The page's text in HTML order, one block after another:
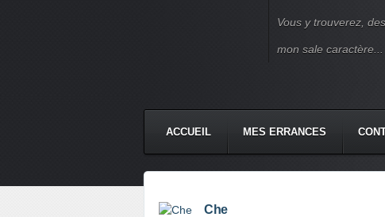
Vous y trouverez,
mon sale
ACCUEIL MES ERRANCES
Che